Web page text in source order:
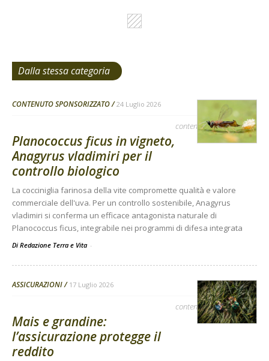
Dalla stessa categoria
CONTENUTO SPONSORIZZATO 24 Luglio 2026
contenuto sponsorizzato
Planococcus ficus in vigneto,
Anagyrus vladimiri per il
controllo biologico
La cocciniglia farinosa della vite compromette qualità e valore
commerciale dell'uva. Per un controllo sostenibile, Anagyrus
vladimiri si conferma un efficace antagonista naturale di
Planococcus ficus, integrabile nei programmi di difesa integrata
Di Redazione Terra e Vita -
ASSICURAZIONI 17 Luglio 2026
contenuto sponsorizzato
Mais e grandine:
l’assicurazione protegge il
reddito